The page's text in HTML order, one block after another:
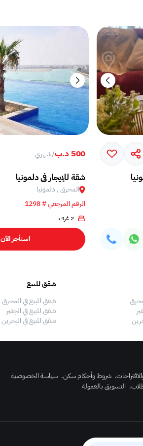
500 د.ب /شهري
شقة للإيجار في دلمونيا
المحرق , دلمونيا
الرقم المرجعي # 1298
2 غرف
استأجر الآن
شقق للبيع
شقق للبيع في المحرق
شقق للبيع في الجفير
شقق للبيع في البحرين
. شروط وأحكام سكن. سياسة الخصوصية
. التسويق بالعمولة